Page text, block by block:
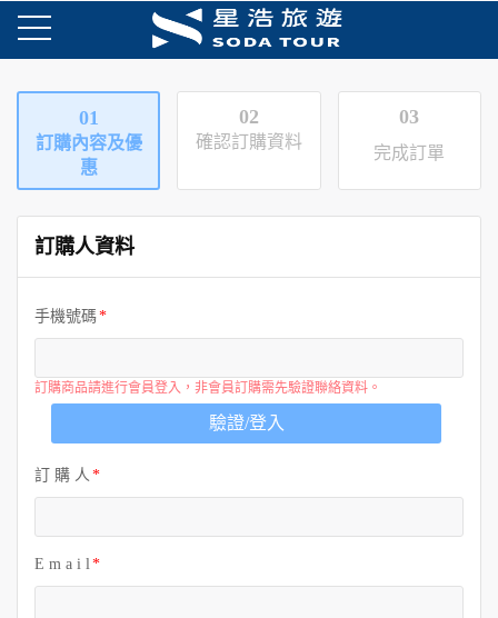
01
訂購內容及優
惠
02
確認訂購資料
03
完成訂單
訂購人資料
手機號碼
訂購商品請進行會員登入，非會員訂購需先驗證聯絡資料。
驗證/登入
訂 購 人
E m a i l